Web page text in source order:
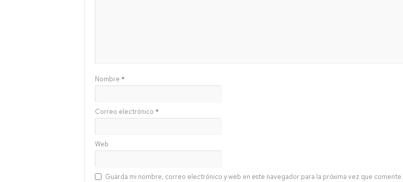
Nombre *
Correo electrónico *
Web
Guarda mi nombre, correo electrónico y web en este navegador para la próxima vez que comente.